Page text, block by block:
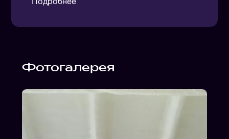
Фотогалерея